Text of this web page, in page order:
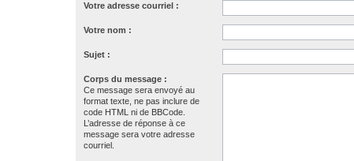
Votre adresse courriel :
Votre nom :
Sujet :
Corps du message :
Ce message sera envoyé au
format texte, ne pas inclure de
code HTML ni de BBCode.
L’adresse de réponse à ce
message sera votre adresse
courriel.